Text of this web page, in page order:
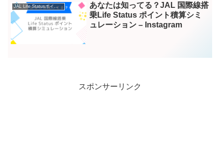
JAL Life Statusポイント – Instagram
あなたは知ってる？JAL 国際線搭
乗Life Status ポイント積算シミ
ュレーション – Instagram
スポンサーリンク